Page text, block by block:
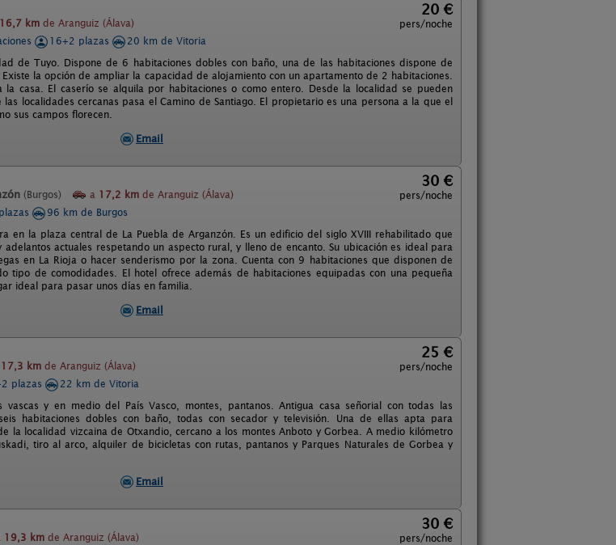
16,7 km de Aranguiz (Álava)
20 €
pers/noche
16+2 plazas
20 km de Vitoria
de Tuyo. Dispone de 6 habitaciones dobles con baño, una de las habitaciones dispone de
la opción de ampliar la capacidad de alojamiento con un apartamento de 2 habitaciones.
la casa. El caserío se alquila por habitaciones o como entero. Desde la localidad se pueden
localidades cercanas pasa el Camino de Santiago. El propietario es una persona a la que el
sus campos florecen.
Email
(Burgos) a 17,2 km de Aranguiz (Álava)
30 €
pers/noche
96 km de Burgos
en la plaza central de La Puebla de Arganzón. Es un edificio del siglo XVIII rehabilitado que
actuales respetando un aspecto rural, y lleno de encanto. Su ubicación es ideal para
en La Rioja o hacer senderismo por la zona. Cuenta con 9 habitaciones que disponen de
tipo de comodidades. El hotel ofrece además de habitaciones equipadas con una pequeña
ideal para pasar unos días en familia.
Email
17,3 km de Aranguiz (Álava)
25 €
pers/noche
plazas
22 km de Vitoria
vascas y en medio del País Vasco, montes, pantanos. Antigua casa señorial con todas las
habitaciones dobles con baño, todas con secador y televisión. Una de ellas apta para
la localidad vizcaina de Otxandio, cercano a los montes Anboto y Gorbea. A medio kilómetro
tiro al arco, alquiler de bicicletas con rutas, pantanos y Parques Naturales de Gorbea y
Email
19,3 km de Aranguiz (Álava)
30 €
pers/noche